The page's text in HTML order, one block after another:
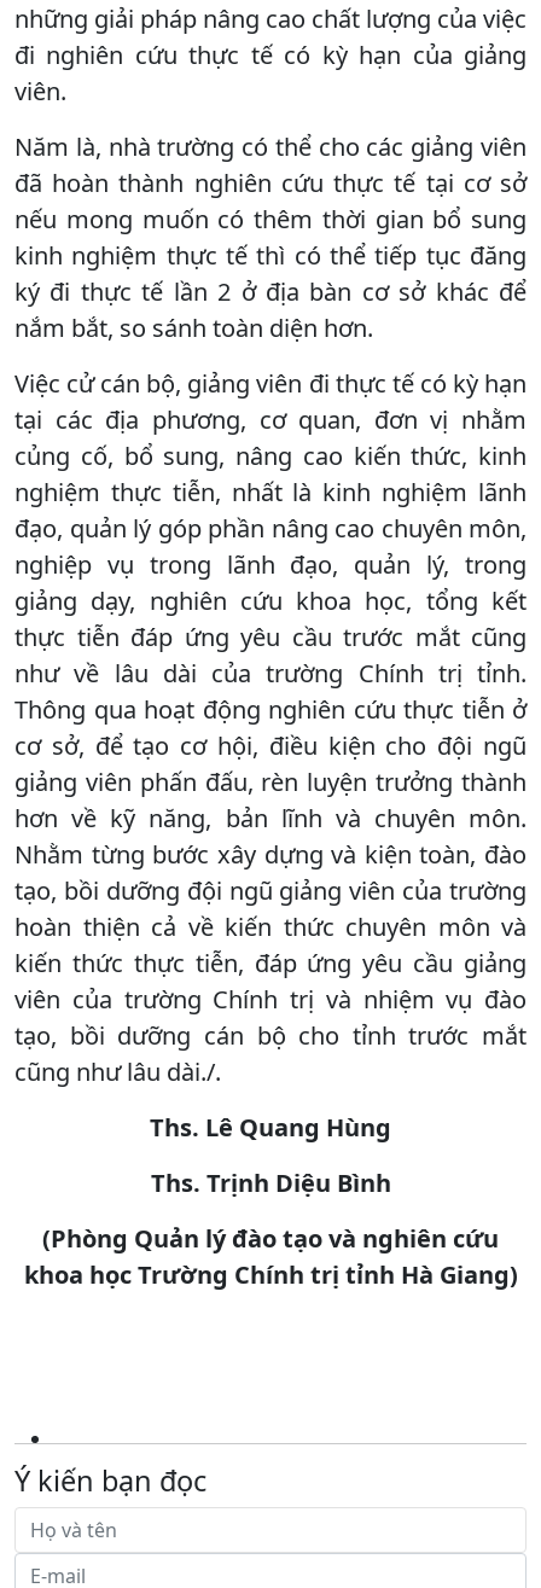
những giải pháp nâng cao chất lượng của việc
đi nghiên cứu thực tế có kỳ hạn của giảng
viên.
Năm là, nhà trường có thể cho các giảng viên
đã hoàn thành nghiên cứu thực tế tại cơ sở
nếu mong muốn có thêm thời gian bổ sung
kinh nghiệm thực tế thì có thể tiếp tục đăng
ký đi thực tế lần 2 ở địa bàn cơ sở khác để
nắm bắt, so sánh toàn diện hơn.
Việc cử cán bộ, giảng viên đi thực tế có kỳ hạn
tại các địa phương, cơ quan, đơn vị nhằm
củng cố, bổ sung, nâng cao kiến thức, kinh
nghiệm thực tiễn, nhất là kinh nghiệm lãnh
đạo, quản lý góp phần nâng cao chuyên môn,
nghiệp vụ trong lãnh đạo, quản lý, trong
giảng dạy, nghiên cứu khoa học, tổng kết
thực tiễn đáp ứng yêu cầu trước mắt cũng
như về lâu dài của trường Chính trị tỉnh.
Thông qua hoạt động nghiên cứu thực tiễn ở
cơ sở, để tạo cơ hội, điều kiện cho đội ngũ
giảng viên phấn đấu, rèn luyện trưởng thành
hơn về kỹ năng, bản lĩnh và chuyên môn.
Nhằm từng bước xây dựng và kiện toàn, đào
tạo, bồi dưỡng đội ngũ giảng viên của trường
hoàn thiện cả về kiến thức chuyên môn và
kiến thức thực tiễn, đáp ứng yêu cầu giảng
viên của trường Chính trị và nhiệm vụ đào
tạo, bồi dưỡng cán bộ cho tỉnh trước mắt
cũng như lâu dài./.
Ths. Lê Quang Hùng
Ths. Trịnh Diệu Bình
(Phòng Quản lý đào tạo và nghiên cứu
khoa học Trường Chính trị tỉnh Hà Giang)
Ý kiến bạn đọc